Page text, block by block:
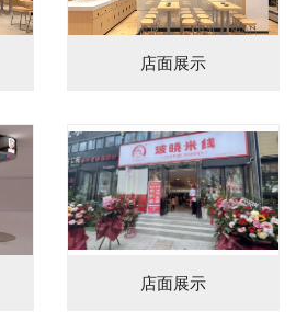
店面展示
店面展示